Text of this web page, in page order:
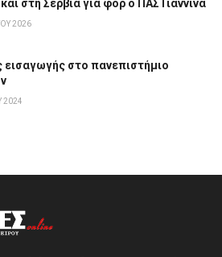
και στη Σερβία για φορ ο ΠΑΣ Γιάννινα
2026
εισαγωγής στο πανεπιστήμιο
2024